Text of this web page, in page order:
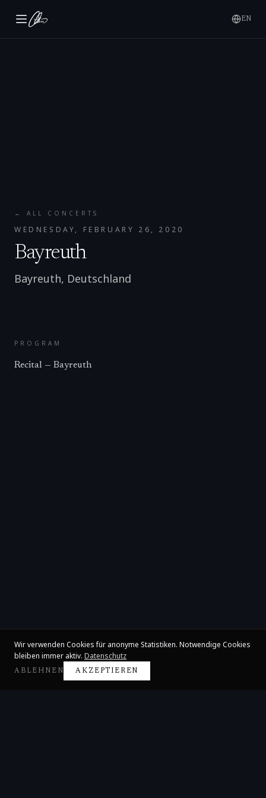
EN
← ALL CONCERTS
WEDNESDAY, FEBRUARY 26, 2020
Bayreuth
Bayreuth, Deutschland
PROGRAM
Recital — Bayreuth
Wir verwenden Cookies für anonyme Statistiken. Notwendige Cookies
bleiben immer aktiv. Datenschutz
ABLEHNEN AKZEPTIEREN